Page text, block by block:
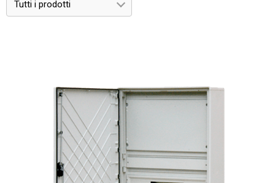
Tutti i prodotti